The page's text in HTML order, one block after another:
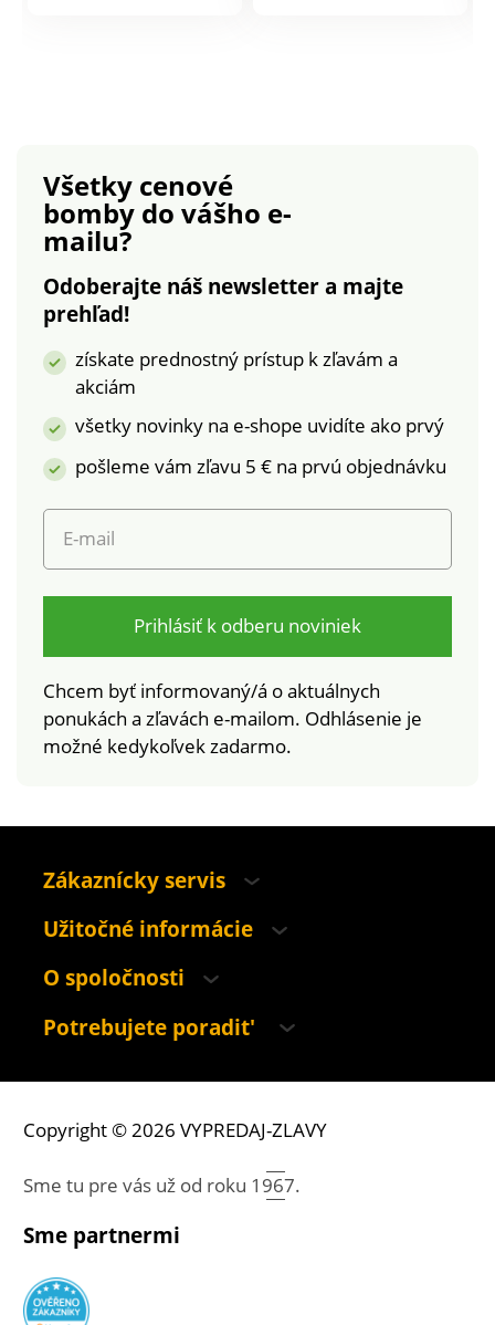
Všetky cenové
bomby do vášho e-
mailu?
Odoberajte náš newsletter a majte
prehľad!
získate prednostný prístup k zľavám a
akciám
všetky novinky na e-shope uvidíte ako prvý
pošleme vám zľavu 5 € na prvú objednávku
E-mail
Prihlásiť k odberu noviniek
Chcem byť informovaný/á o aktuálnych
ponukách a zľavách e-mailom. Odhlásenie je
možné kedykoľvek zadarmo.
Zákaznícky servis
Užitočné informácie
O spoločnosti
Potrebujete poradit'
Copyright © 2026 VYPREDAJ-ZLAVY
Sme tu pre vás už od roku 1967.
Sme partnermi